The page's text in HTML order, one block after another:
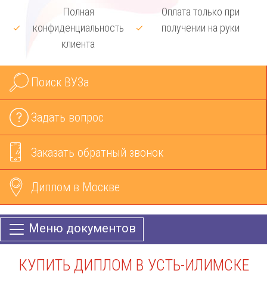
Полная
конфиденциальность
клиента
Оплата только при
получении на руки
Поиск ВУЗа
Задать вопрос
Заказать обратный звонок
Диплом в Москве
Меню документов
КУПИТЬ ДИПЛОМ В УСТЬ-ИЛИМСКЕ